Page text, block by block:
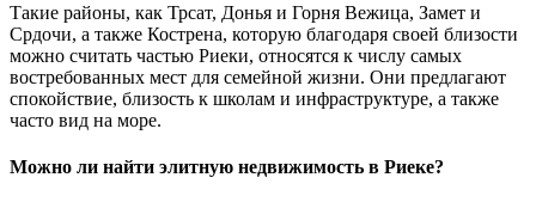
Такие районы, как Трсат, Донья и Горня Вежица, Замет и
Срдочи, а также Кострена, которую благодаря своей близости
можно считать частью Риеки, относятся к числу самых
востребованных мест для семейной жизни. Они предлагают
спокойствие, близость к школам и инфраструктуре, а также
часто вид на море.
Можно ли найти элитную недвижимость в Риеке?